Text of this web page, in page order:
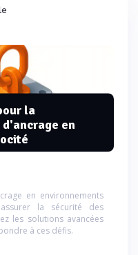
la
en
en environnements
la sécurité des
les solutions avancées
à ces défis.